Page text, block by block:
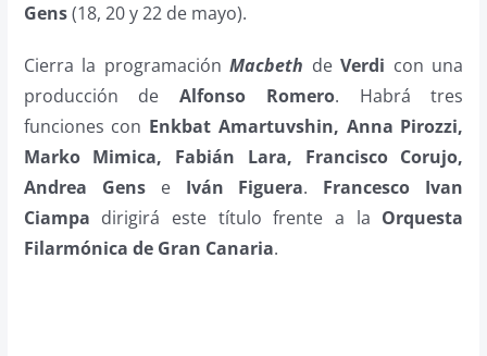
Gens(18, 20 y 22 de mayo).
Cierra la programaciónMacbeth deVerdi con una
producción deAlfonso Romero. Habrá tres
funciones con Enkbat Amartuvshin, Anna Pirozzi,
Marko Mimica, Fabián Lara, Francisco Corujo,
Andrea Gens eIván Figuera. Francesco Ivan
Ciampa dirigirá este título frente a la Orquesta
Filarmónica de Gran Canaria.